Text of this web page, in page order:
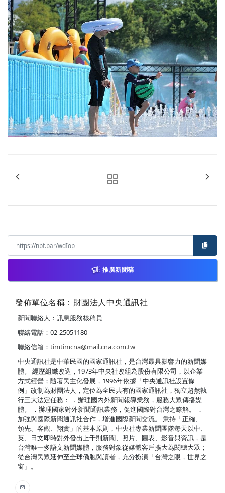
推廣新聞稿
發佈單位名稱：財團法人中央通訊社
新聞聯絡人：訊息服務核稿員
聯絡電話：02-25051180
聯絡信箱： timtimcna@mail.cna.com.tw
中央通訊社是中華民國的國家通訊社，是台灣最具影響力的新聞媒
體。 經歷組織改造，1973年中央社改組為股份有限公司，以企業
方式經營；隨著民主化發展，1996年依據「中央通訊社設置條
例」改制為財團法人，定位為全民共有的國家通訊社，獨立超然執
行三大法定任務： ．辦理國內外新聞報導業務，服務大眾傳播媒
體。 ．辦理國家對外新聞通訊業務，促進國際對台灣之瞭解。 ．
加強與國際新聞通訊社合作，增進國際新聞交流。 秉持「正確、
領先、客觀、翔實」的基本原則，中央社專業新聞團隊每天以中、
英、日文即時對外發出上千則新聞、照片、圖表、影音與資訊，是
台灣唯一多語文新聞媒體，服務對象從媒體客戶擴大為閱聽大眾；
從台灣民眾延伸至全球僑胞與讀者，充分扮演「台灣之眼，世界之
窗」。